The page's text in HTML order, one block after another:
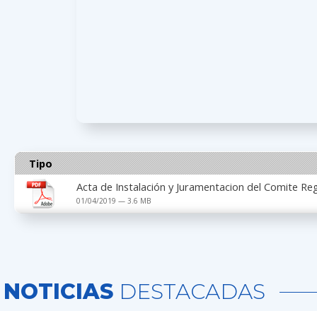
Tipo
Acta de Instalación y Juramentacion del Comite
01/04/2019 — 3.6 MB
NOTICIAS DESTACADAS